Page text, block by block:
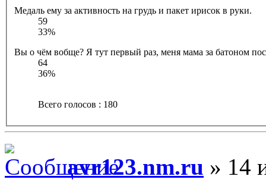
Медаль ему за активность на грудь и пакет ирисок в руки.
59
33%
Вы о чём вобще? Я тут первый раз, меня мама за батоном
64
36%
Всего голосов : 180
avr123.nm.ru » 14